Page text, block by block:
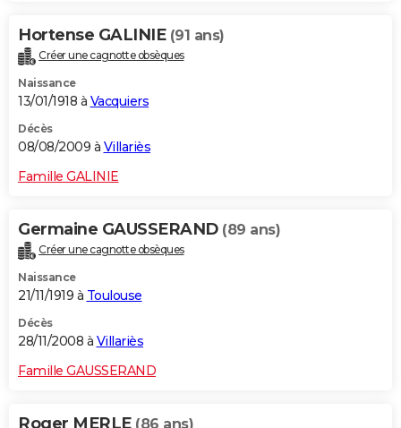
Hortense GALINIE (91 ans)
Créer une cagnotte obsèques
Naissance
13/01/1918 à Vacquiers
Décès
08/08/2009 à Villariès
Famille GALINIE
Germaine GAUSSERAND (89 ans)
Créer une cagnotte obsèques
Naissance
21/11/1919 à Toulouse
Décès
28/11/2008 à Villariès
Famille GAUSSERAND
Roger MERLE (86 ans)